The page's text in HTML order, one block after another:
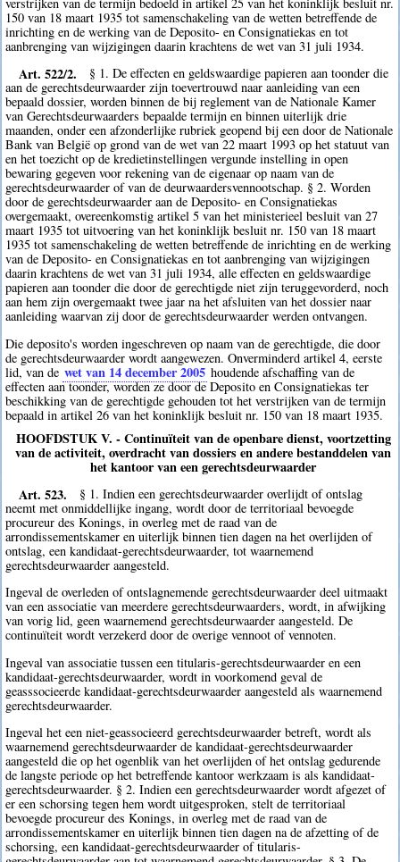
150 van 18 maart 1935 tot samenschakeling van de wetten betreffende de
inrichting en de werking van de Deposito- en Consignatiekas en tot
aanbrenging van wijzigingen daarin krachtens de wet van 31 juli 1934.
Art. 522/2.
§ 1. De effecten en geldswaardige papieren aan toonder die
aan de gerechtsdeurwaarder zijn toevertrouwd naar aanleiding van een
bepaald dossier, worden binnen de bij reglement van de Nationale Kamer
van Gerechtsdeurwaarders bepaalde termijn en binnen uiterlijk drie
maanden, onder een afzonderlijke rubriek geopend bij een door de Nationale
Bank van België op grond van de wet van 22 maart 1993 op het statuut van
en het toezicht op de kredietinstellingen vergunde instelling in open
bewaring gegeven voor rekening van de eigenaar op naam van de
gerechtsdeurwaarder of van de deurwaardersvennootschap. § 2. Worden
door de gerechtsdeurwaarder aan de Deposito- en Consignatiekas
overgemaakt, overeenkomstig artikel 5 van het ministerieel besluit van 27
maart 1935 tot uitvoering van het koninklijk besluit nr. 150 van 18 maart
1935 tot samenschakeling de wetten betreffende de inrichting en de werking
van de Deposito- en Consignatiekas en tot aanbrenging van wijzigingen
daarin krachtens de wet van 31 juli 1934, alle effecten en geldswaardige
papieren aan toonder die door de gerechtigde niet zijn teruggevorderd, noch
aan hem zijn overgemaakt twee jaar na het afsluiten van het dossier naar
aanleiding waarvan zij door de gerechtsdeurwaarder werden ontvangen.
Die deposito's worden ingeschreven op naam van de gerechtigde, die door
de gerechtsdeurwaarder wordt aangewezen. Onverminderd artikel 4, eerste
lid, van de wet van 14 december 2005 houdende afschaffing van de
effecten aan toonder, worden ze door de Deposito en Consignatiekas ter
beschikking van de gerechtigde gehouden tot het verstrijken van de termijn
bepaald in artikel 26 van het koninklijk besluit nr. 150 van 18 maart 1935.
HOOFDSTUK V. - Continuïteit van de openbare dienst, voortzetting
van de activiteit, overdracht van dossiers en andere bestanddelen van
het kantoor van een gerechtsdeurwaarder
Art. 523.
§ 1. Indien een gerechtsdeurwaarder overlijdt of ontslag
neemt met onmiddellijke ingang, wordt door de territoriaal bevoegde
procureur des Konings, in overleg met de raad van de
arrondissementskamer en uiterlijk binnen tien dagen na het overlijden of
ontslag, een kandidaat-gerechtsdeurwaarder, tot waarnemend
gerechtsdeurwaarder aangesteld.
Ingeval de overleden of ontslagnemende gerechtsdeurwaarder deel uitmaakt
van een associatie van meerdere gerechtsdeurwaarders, wordt, in afwijking
van vorig lid, geen waarnemend gerechtsdeurwaarder aangesteld. De
continuïteit wordt verzekerd door de overige vennoot of vennoten.
Ingeval van associatie tussen een titularis-gerechtsdeurwaarder en een
kandidaat-gerechtsdeurwaarder, wordt in voorkomend geval de
geasssocieerde kandidaat-gerechtsdeurwaarder aangesteld als waarnemend
gerechtsdeurwaarder.
Ingeval het een niet-geassocieerd gerechtsdeurwaarder betreft, wordt als
waarnemend gerechtsdeurwaarder de kandidaat-gerechtsdeurwaarder
aangesteld die op het ogenblik van het overlijden of het ontslag gedurende
de langste periode op het betreffende kantoor werkzaam is als kandidaat-
gerechtsdeurwaarder. § 2. Indien een gerechtsdeurwaarder wordt afgezet of
er een schorsing tegen hem wordt uitgesproken, stelt de territoriaal
bevoegde procureur des Konings, in overleg met de raad van de
arrondissementskamer en uiterlijk binnen tien dagen na de afzetting of de
schorsing, een kandidaat-gerechtsdeurwaarder of titularis-